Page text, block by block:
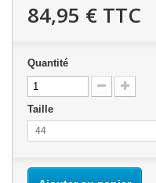
84,95 € TTC
Quantité
Taille
44